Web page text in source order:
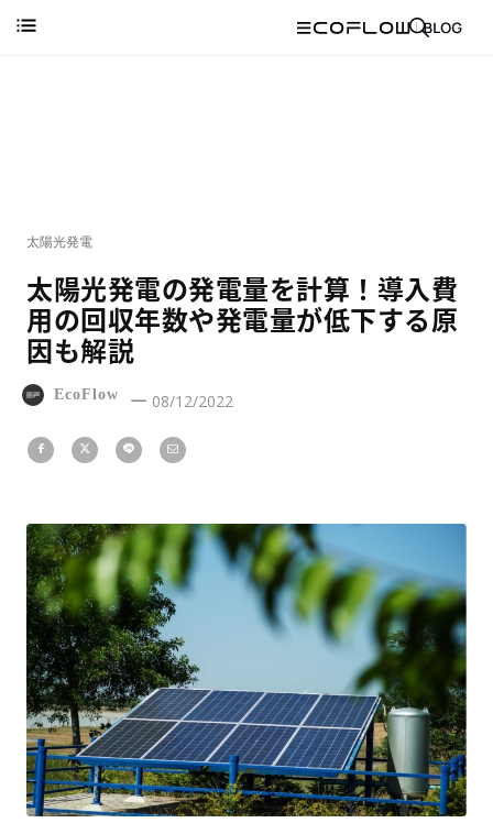
太陽光発電
太陽光発電の発電量を計算！導入費
用の回収年数や発電量が低下する原
因も解説
EcoFlow 08/12/2022